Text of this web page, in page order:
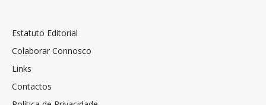
Estatuto Editorial
Colaborar Connosco
Links
Contactos